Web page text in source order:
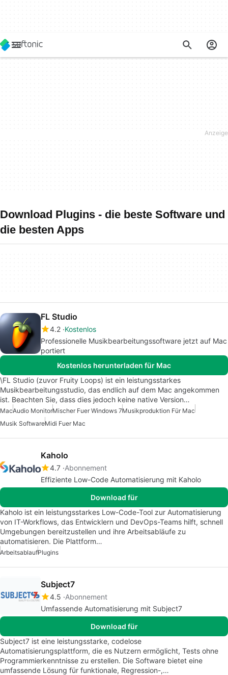
Download Plugins - die beste Software und
die besten Apps
FL Studio
4.2 Kostenlos
Professionelle Musikbearbeitungssoftware jetzt auf Mac
portiert
Kostenlos herunterladen für Mac
\FL Studio (zuvor Fruity Loops) ist ein leistungsstarkes
Musikbearbeitungsstudio, das endlich auf dem Mac angekommen
ist. Beachten Sie, dass dies jedoch keine native Version…
MacAudio MonitorMischer Fuer Windows 7Musikproduktion Für Mac
Musik SoftwareMidi Fuer Mac
Kaholo
4.7 Abonnement
Effiziente Low-Code Automatisierung mit Kaholo
Download für
Kaholo ist ein leistungsstarkes Low-Code-Tool zur Automatisierung
von IT-Workflows, das Entwicklern und DevOps-Teams hilft, schnell
Umgebungen bereitzustellen und ihre Arbeitsabläufe zu
automatisieren. Die Plattform…
ArbeitsablaufPlugins
Subject7
4.5 Abonnement
Umfassende Automatisierung mit Subject7
Download für
Subject7 ist eine leistungsstarke, codelose
Automatisierungsplattform, die es Nutzern ermöglicht, Tests ohne
Programmierkenntnisse zu erstellen. Die Software bietet eine
umfassende Lösung für funktionale, Regression-,…